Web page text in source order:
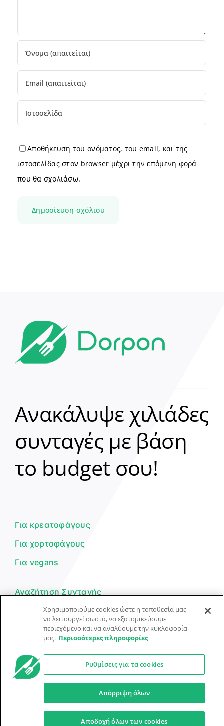
Αποθήκευση του ονόματος, του email, και της
ιστοσελίδας στον browser μέχρι την επόμενη φορά
που θα σχολιάσω.
Ανακάλυψε χιλιάδες
συνταγές με βάση
το budget σου!
Για κρεατοφάγους
Για χορτοφάγους
Για vegans
Αναζήτηση Συνταγής
Υποβολή Συνταγής
Φόρμα Επικοινωνίας
© Dorpon • Μηχανή αναζήτησης για …καλοφαγάδες!
Προστασία Προσωπικών Δεδομένων Όροι Xρήσης
Ο βοηθός μπορεί να κάνει λάθη — ελέγξτε τις συνταγές.
Χρησιμοποιούμε cookies ώστε η τοποθεσία μας
να λειτουργεί σωστά, να εξατομικεύουμε
περιεχόμενο και να αναλύουμε την κυκλοφορία
μας. Περισσότερες πληροφορίες
Ρυθμίσεις για τα cookies
Απόρριψη όλων
Αποδοχή όλων των cookies